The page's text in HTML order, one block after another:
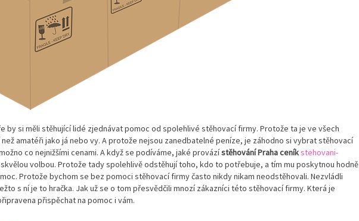
by si měli stěhující lidé zjednávat pomoc od spolehlivé stěhovací firmy. Protože ta je ve všech
amatéři jako já nebo vy. A protože nejsou zanedbatelné peníze, je záhodno si vybrat stěhovací
co nejnižšími cenami. A když se podíváme, jaké provázístěhování Praha ceníkstehovani-
volbou. Protože tady spolehlivě odstěhují toho, kdo to potřebuje, a tím mu poskytnou hodně
Protože bychom se bez pomoci stěhovací firmy často nikdy nikam neodstěhovali. Nezvládli
s ní je to hračka. Jak už se o tom přesvědčili mnozí zákazníci této stěhovací firmy. Která je
přispěchat na pomoc i vám.